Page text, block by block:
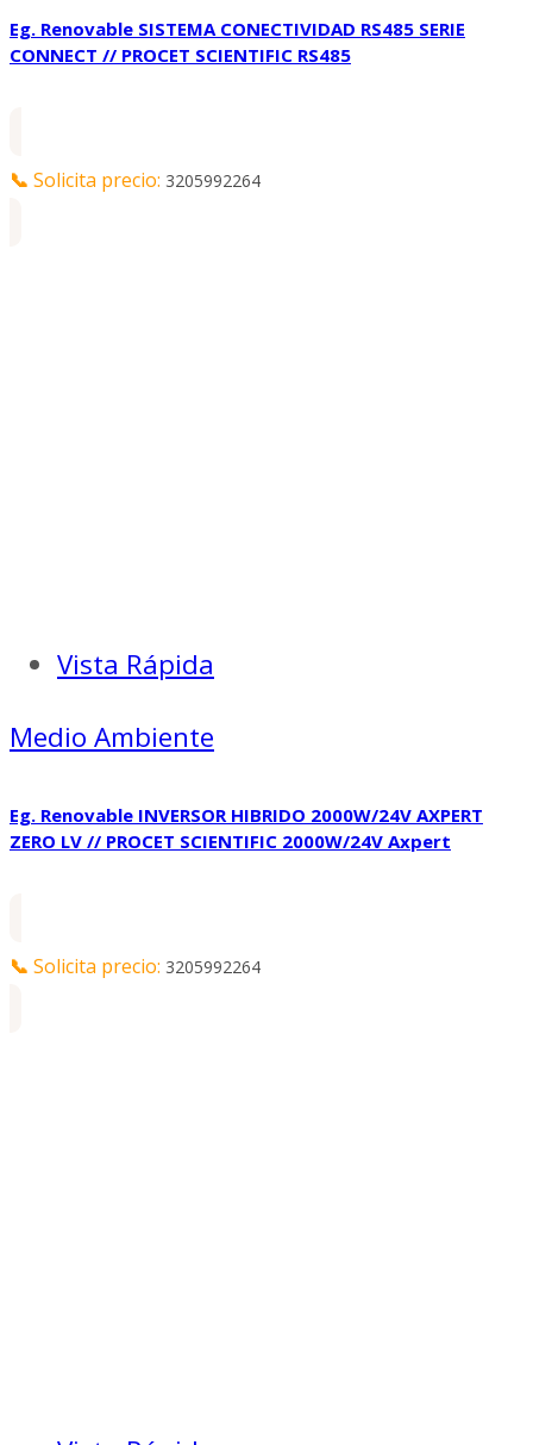
Eg. Renovable SISTEMA CONECTIVIDAD RS485 SERIE
CONNECT // PROCET SCIENTIFIC RS485
📞 Solicita precio: 3205992264
Vista Rápida
Medio Ambiente
Eg. Renovable INVERSOR HIBRIDO 2000W/24V AXPERT
ZERO LV // PROCET SCIENTIFIC 2000W/24V Axpert
📞 Solicita precio: 3205992264